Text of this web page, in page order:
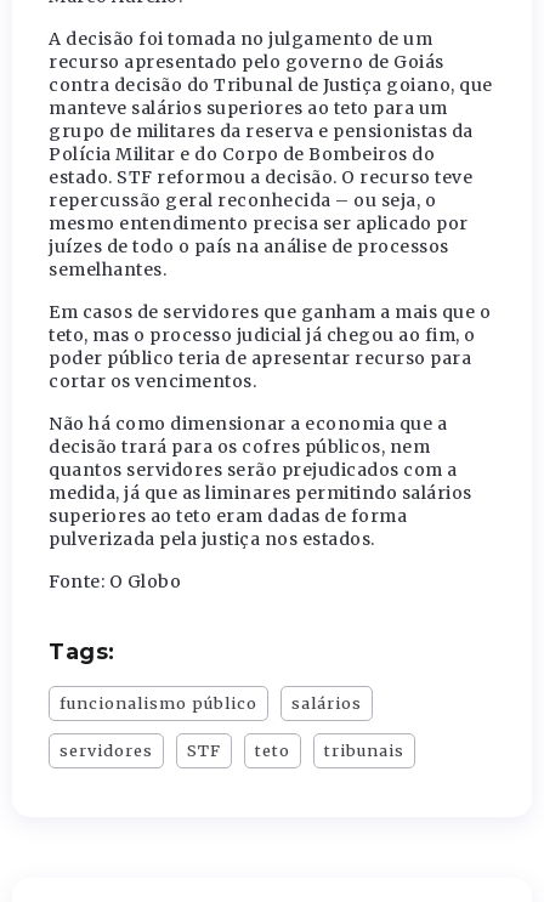
A decisão foi tomada no julgamento de um
recurso apresentado pelo governo de Goiás
contra decisão do Tribunal de Justiça goiano, que
manteve salários superiores ao teto para um
grupo de militares da reserva e pensionistas da
Polícia Militar e do Corpo de Bombeiros do
estado. STF reformou a decisão. O recurso teve
repercussão geral reconhecida – ou seja, o
mesmo entendimento precisa ser aplicado por
juízes de todo o país na análise de processos
semelhantes.
Em casos de servidores que ganham a mais que o
teto, mas o processo judicial já chegou ao fim, o
poder público teria de apresentar recurso para
cortar os vencimentos.
Não há como dimensionar a economia que a
decisão trará para os cofres públicos, nem
quantos servidores serão prejudicados com a
medida, já que as liminares permitindo salários
superiores ao teto eram dadas de forma
pulverizada pela justiça nos estados.
Fonte: O Globo
Tags:
funcionalismo público salários
servidores STF teto tribunais